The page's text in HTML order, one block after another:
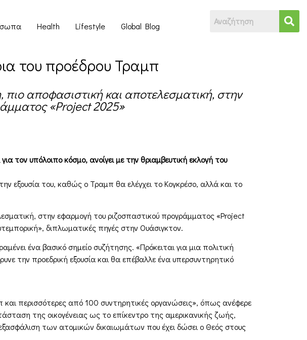
Health Lifestyle Global Blog
του προέδρου Τραμπ
αποφασιστική και αποτελεσματική, στην
«Project 2025»
τον υπόλοιπο κόσμο, ανοίγει με την θριαμβευτική εκλογή του
εξουσία του, καθώς ο Τραμπ θα ελέγχει το Κογκρέσο, αλλά και το
στην εφαρμογή του ριζοσπαστικού προγράμματος «Project
διπλωματικές πηγές στην Ουάσιγκτον.
ένα βασικό σημείο συζήτησης. «Πρόκειται για μια πολιτική
την προεδρική εξουσία και θα επέβαλλε ένα υπερσυντηρητικό
περισσότερες από 100 συντηρητικές οργανώσεις», όπως ανέφερε
της οικογένειας ως το επίκεντρο της αμερικανικής ζωής,
των ατομικών δικαιωμάτων που έχει δώσει ο Θεός στους